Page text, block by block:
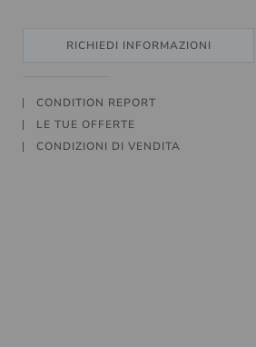
RICHIEDI INFORMAZIONI
CONDITION REPORT
LE TUE OFFERTE
CONDIZIONI DI VENDITA